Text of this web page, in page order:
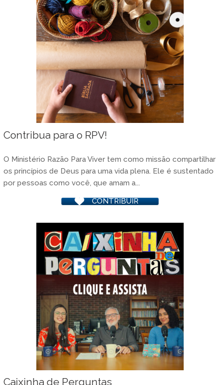
Contribua para o RPV!
O Ministério Razão Para Viver tem como missão compartilhar
os princípios de Deus para uma vida plena. Ele é sustentado
por pessoas como você, que amam a...
CONTRIBUIR
Caixinha de Perguntas